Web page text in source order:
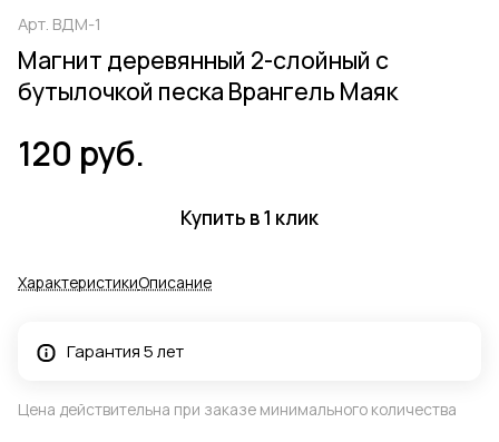
Арт. ВДМ-1
Магнит деревянный 2-слойный с
бутылочкой песка Врангель Маяк
120 руб.
Купить в 1 клик
ХарактеристикиОписание
Гарантия 5 лет
Цена действительна при заказе минимального количества